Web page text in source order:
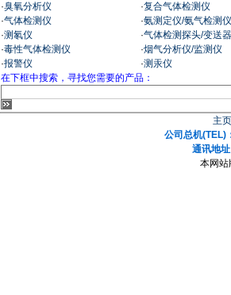
·臭氧分析仪 ·复合气体检测仪
·气体检测仪 ·氨测定仪/氨气检测仪
·测氡仪 ·气体检测探头/变送器
·毒性气体检测仪 ·烟气分析仪/监测仪
·报警仪 ·测汞仪
在下框中搜索，寻找您需要的产品：
主
公司总机
通讯地
本网